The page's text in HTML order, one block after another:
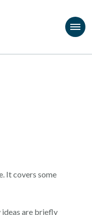
It covers some
are briefly